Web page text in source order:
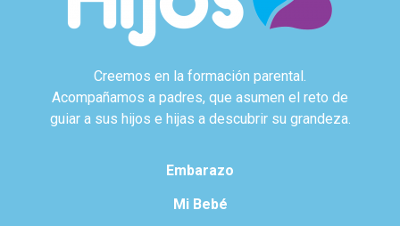
Creemos en la formación parental.
Acompañamos a padres, que asumen el reto de
guiar a sus hijos e hijas a descubrir su grandeza.
Embarazo
Mi Bebé